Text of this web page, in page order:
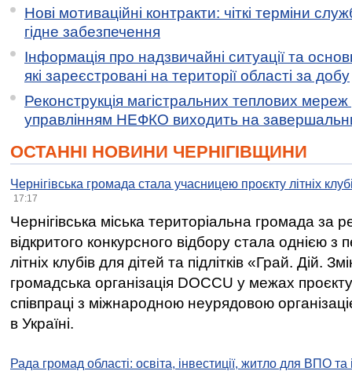
Нові мотиваційні контракти: чіткі терміни
гідне забезпечення
Інформація про надзвичайні ситуації та
які зареєстровані на території області за добу
Реконструкція магістральних теплових мереж
управлінням НЕФКО виходить на
ОСТАННІ НОВИНИ ЧЕРНІГІВЩИНИ
Чернігівська громада стала учасницею проєкту літніх
17:17
Чернігівська міська територіальна громада за
відкритого конкурсного відбору стала однією
літніх клубів для дітей та підлітків «Грай. Дій.
громадська організація DOCCU у межах
співпраці з міжнародною неурядовою
в Україні.
Рада громад області: освіта, інвестиції, житло для ВПО